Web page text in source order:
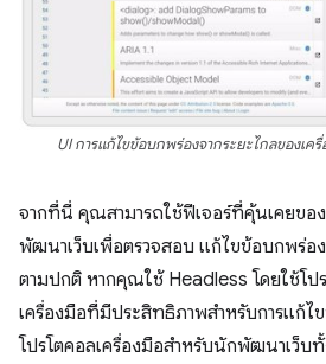
UI การแก้ไขข้อบกพร่องจากระยะไกลของเ
จากที่นี่ คุณสามารถใช้ฟีเจอร์ที่คุ้นเคยขอ
พัฒนาเว็บเพื่อตรวจสอบ แก้ไขข้อบกพร่อ
ตามปกติ หากคุณใช้ Headless โดยใช้โป
เครื่องมือที่มีประสิทธิภาพสำหรับการแก้ไ
โปรโตคอลเครื่องมือสำหรับนักพัฒนาเว็บ